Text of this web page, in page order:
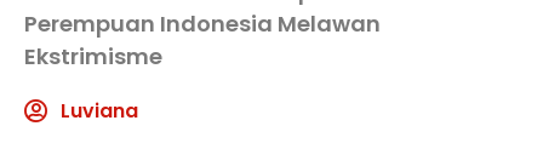
Perempuan Indonesia Melawan
Ekstrimisme
Luviana